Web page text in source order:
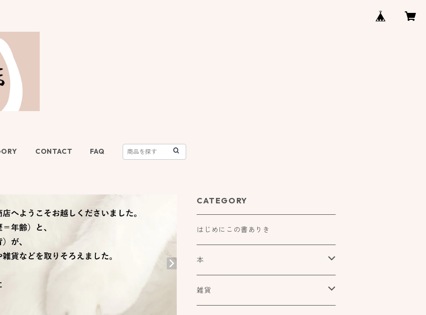
CONTACT FAQ
CATEGORY
はじめにこの書ありき
本
食べもの飲みものお酒とか
雑貨